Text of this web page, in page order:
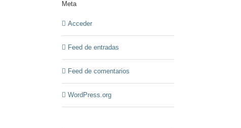
Meta
Acceder
Feed de entradas
Feed de comentarios
WordPress.org